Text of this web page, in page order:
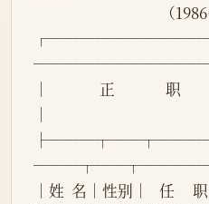
│              正              职
│
│姓  名│性别│   任